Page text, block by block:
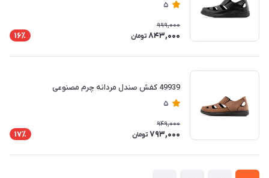
5
999,000
843,000 تومان 16٪
49939 کفش صندل مردانه چرم مصنوعی
5
949,000
793,000 تومان 17٪